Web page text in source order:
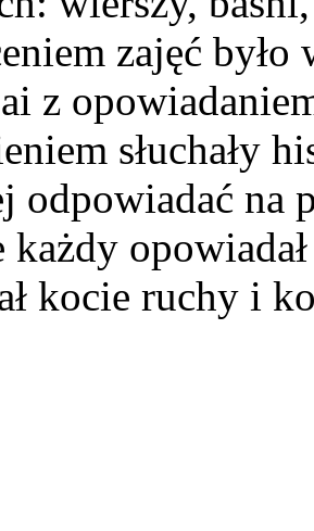
zajęć
z
słuchały
odpowiadać na
każdy
kocie ruchy i